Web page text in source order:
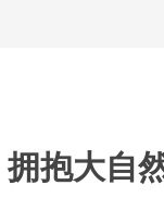
拥抱大自